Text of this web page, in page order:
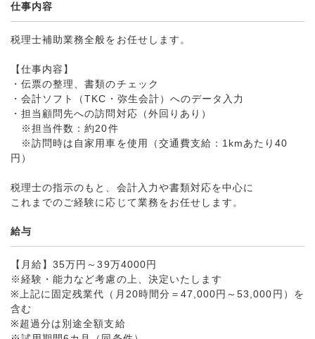
仕事内容
税理士補助業務全般をお任せします。
【仕事内容】
・伝票の整理、書類のチェック
・会計ソフト（TKC・弥生会計）へのデータ入力
・担当顧問先への訪問対応（外回りあり）
※担当件数：約20件
※訪問時は自家用車を使用（交通費支給：1kmあたり40
円）
税理士の指示のもと、会計入力や書類対応を中心に
これまでのご経験に応じて業務をお任せします。
給与
【月給】35万円～39万4000円
※経験・能力など考慮の上、決定いたします
※上記に固定残業代（月20時間分＝47,000円～53,000円）を
含む
※超過分は別途全額支給